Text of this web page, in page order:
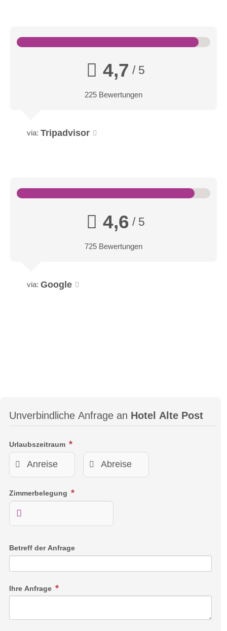
4,7 / 5
225 Bewertungen
via: Tripadvisor
4,6 / 5
725 Bewertungen
via: Google
Unverbindliche Anfrage an Hotel Alte Post
Urlaubszeitraum
Zimmerbelegung
Betreff der Anfrage
Ihre Anfrage